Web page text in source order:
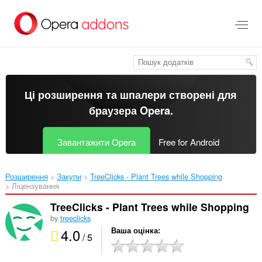
основного
Ці розширення та шпалери створені для
браузера Opera.
Завантажити Opera Free for Android
Розширення Закупи
TreeClicks - Plant Trees while Shopping‎
Ліцензування
TreeClicks - Plant Trees while Shopping
by treeclicks
4.0/ 5 Ваша оцінка